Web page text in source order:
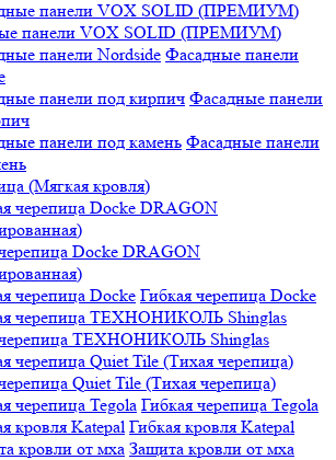
панели VOX SOLID (ПРЕМИУМ)
Фасадные панели
Фасадные панели
Фасадные панели
(Мягкая кровля)
Docke DRAGON
Гибкая черепица Docke
черепица ТЕХНОНИКОЛЬ Shinglas
Quiet Tile (Тихая черепица)
Гибкая черепица Tegola
Гибкая кровля Katepal
Защита кровли от мха